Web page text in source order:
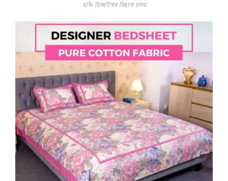
ছবিঃ ডিজাইনার বিছানা চাদর